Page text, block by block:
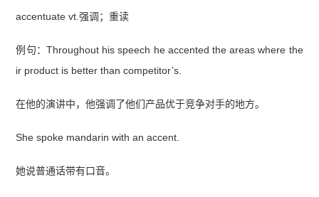
accentuate vt.强调；重读
例句：Throughout his speech he accented the areas where the
ir product is better than competitor’s.
在他的演讲中，他强调了他们产品优于竞争对手的地方。
She spoke mandarin with an accent.
她说普通话带有口音。